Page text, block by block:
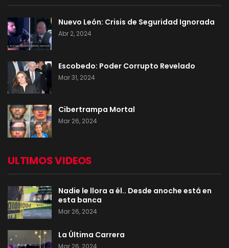
Nuevo León: Crisis de Seguridad Ignorada
Abr 2, 2024
Escobedo: Poder Corrupto Revelado
Mar 31, 2024
Cibertrampa Mortal
Mar 26, 2024
ULTIMOS VIDEOS
Nadie le llora a él.. Desde anoche está en
esta banca
Mar 26, 2024
La Última Carrera
Mar 26, 2024